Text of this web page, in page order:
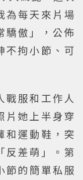
為每天來片場
驕傲」，公佈
不拘小節、可
戰服和工作人
片她上半身穿
和運動鞋，突
反差萌」。第
節的簡單私服